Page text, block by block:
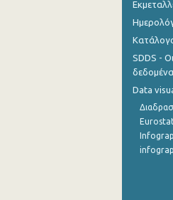
SDDS -
δεδομένα
Data